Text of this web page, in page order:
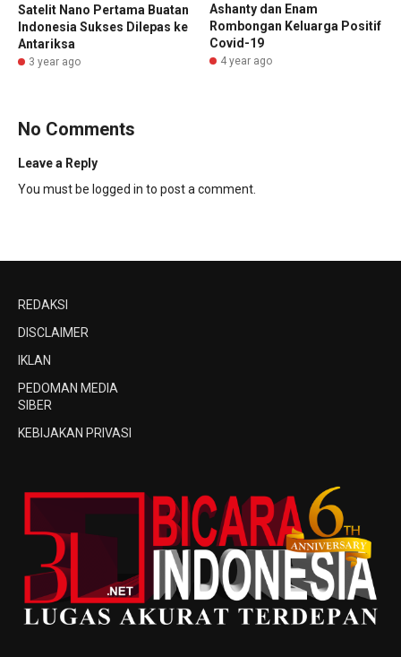
Satelit Nano Pertama Buatan
Indonesia Sukses Dilepas ke
Antariksa
3 year ago
Ashanty dan Enam
Rombongan Keluarga Positif
Covid-19
4 year ago
No Comments
Leave a Reply
You must be logged in to post a comment.
REDAKSI
DISCLAIMER
IKLAN
PEDOMAN MEDIA
SIBER
KEBIJAKAN PRIVASI